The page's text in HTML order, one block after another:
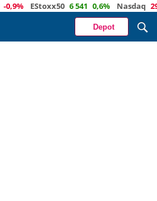
EStoxx50 6 541 0,6% Nasdaq 29 373
Depot